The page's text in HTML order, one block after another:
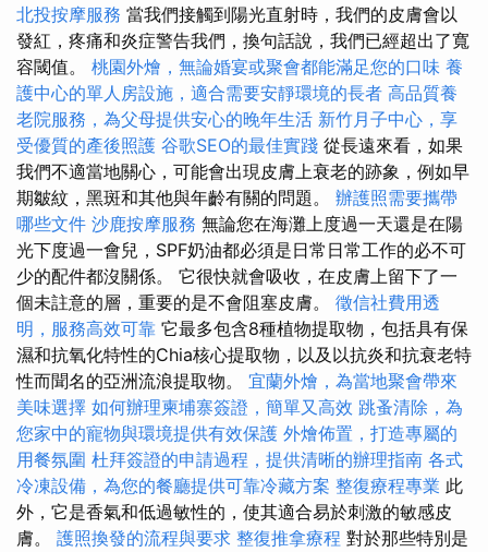
北投按摩服務 當我們接觸到陽光直射時，我們的皮膚會以
發紅，疼痛和炎症警告我們，換句話說，我們已經超出了寬
容閾值。 桃園外燴，無論婚宴或聚會都能滿足您的口味 養
護中心的單人房設施，適合需要安靜環境的長者 高品質養
老院服務，為父母提供安心的晚年生活 新竹月子中心，享
受優質的產後照護 谷歌SEO的最佳實踐 從長遠來看，如果
我們不適當地關心，可能會出現皮膚上衰老的跡象，例如早
期皺紋，黑斑和其他與年齡有關的問題。 辦護照需要攜帶
哪些文件 沙鹿按摩服務 無論您在海灘上度過一天還是在陽
光下度過一會兒，SPF奶油都必須是日常日常工作的必不可
少的配件都沒關係。 它很快就會吸收，在皮膚上留下了一
個未註意的層，重要的是不會阻塞皮膚。 徵信社費用透
明，服務高效可靠 它最多包含8種植物提取物，包括具有保
濕和抗氧化特性的Chia核心提取物，以及以抗炎和抗衰老特
性而聞名的亞洲流浪提取物。 宜蘭外燴，為當地聚會帶來
美味選擇 如何辦理柬埔寨簽證，簡單又高效 跳蚤清除，為
您家中的寵物與環境提供有效保護 外燴佈置，打造專屬的
用餐氛圍 杜拜簽證的申請過程，提供清晰的辦理指南 各式
冷凍設備，為您的餐廳提供可靠冷藏方案 整復療程專業 此
外，它是香氣和低過敏性的，使其適合易於刺激的敏感皮
膚。 護照換發的流程與要求 整復推拿療程 對於那些特別是